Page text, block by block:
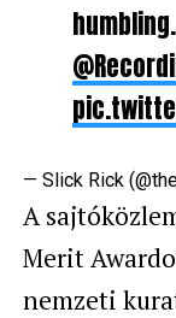
— Slick Rick
A
Merit
nemzeti